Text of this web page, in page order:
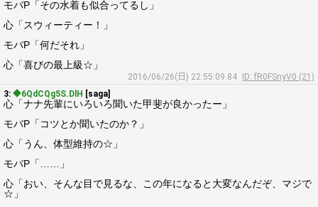
モバP「その水着も似合ってるし」
心「スウィーティー！」
モバP「何だそれ」
心「喜びの最上級☆」
2016/06/26(日) 22:55:09.84
ID: fR0FSnyV0 (21)
3: ◆6QdCQg5S.DlH [saga]
心「ナナ先輩にいろいろ聞いた甲斐が良かったー」
モバP「コツとか聞いたのか？」
心「うん、体型維持の☆」
モバP「……」
心「おい、そんな目で見るな、この年になると大変なんだぞ、マジで
☆」